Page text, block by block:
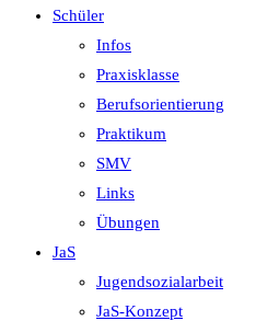
Schüler
Infos
Praxisklasse
Berufsorientierung
Praktikum
SMV
Links
Übungen
JaS
Jugendsozialarbeit
JaS-Konzept